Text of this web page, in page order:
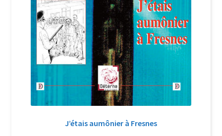
Qui sommes-nous ?
Soutien à Philippe Randa
Suivi de la Commande
J’étais aumônier à Fresnes